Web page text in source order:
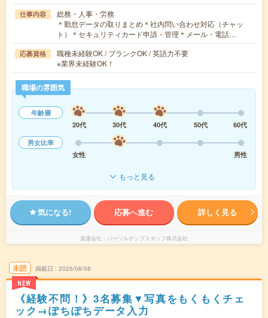
仕事内容
総務・人事・労務
＊勤怠データの取りまとめ＊社内問い合わせ対応（チャッ
ト）＊セキュリティカード申請・管理＊メール・電話…
応募資格
職種未経験OK / ブランクOK / 英語力不要
※業界未経験OK！
職場の雰囲気
年齢層
20代
30代 40代 50代
60代
男女比率
女性
男性
もっと見る
気になる! 応募へ進む 詳しく見る
派遣会社 パーソルテンプスタッフ株式会社
未読
NEW
掲載日 2026/08/08
《経験不問！》3名募集▼写真をもくもくチェ
ック→ぽちぽちデータ入力